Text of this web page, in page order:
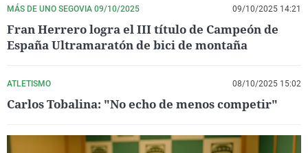
MÁS DE UNO SEGOVIA 09/10/2025 09/10/2025 14:21
Fran Herrero logra el III título de Campeón de
España Ultramaratón de bici de montaña
ATLETISMO 08/10/2025 15:02
Carlos Tobalina: "No echo de menos competir"